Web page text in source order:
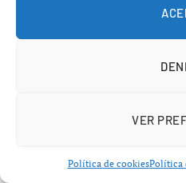
VER
Política de cookiesPolítica
Nuevas estrellas
fichajes que